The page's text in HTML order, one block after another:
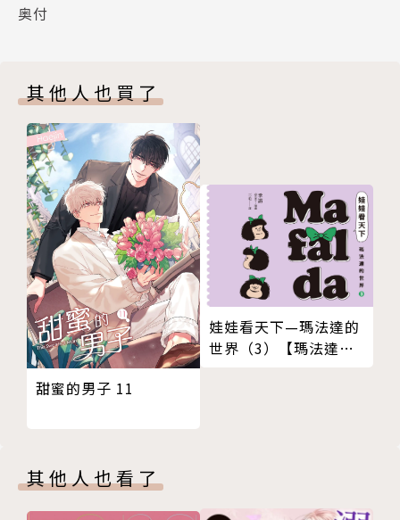
奥付
其他人也買了
甜蜜的男子 11
娃娃看天下—瑪法達的
世界（3）【瑪法達降
其他人也看了